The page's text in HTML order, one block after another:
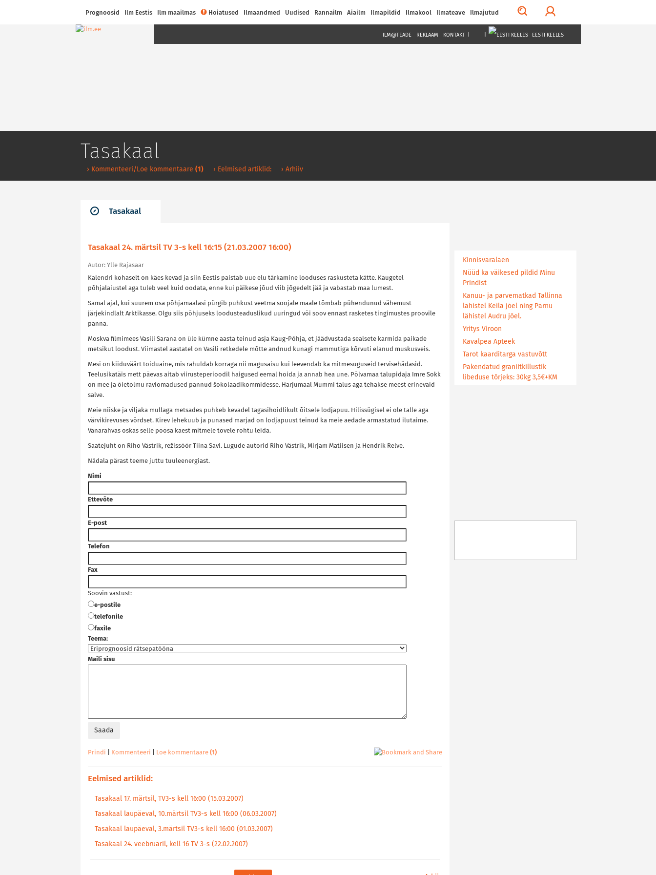
Prognoosid Ilm Eestis Ilm maailmas Hoiatused Ilmaandmed Uudised Rannailm Aiailm Ilmapildid Ilmakool Ilmateave Ilmajutud
Tasakaal
› Kommenteeri/Loe kommentaare (1) › Eelmised artiklid: › Arhiiv
ILM@TEADE REKLAAM KONTAKT EESTI KEELES
Tasakaal
Tasakaal 24. märtsil TV 3-s kell 16:15 (21.03.2007 16:00)
Autor: Ylle Rajasaar
Kalendri kohaselt on käes kevad ja siin Eestis paistab uue elu tärkamine looduses raskusteta kätte. Kaugetel
põhjalaiustel aga tuleb veel kuid oodata, enne kui päikese jõud viib jõgedelt jää ja vabastab maa lumest.
Samal ajal, kui suurem osa põhjamaalasi pürgib puhkust veetma soojale maale tõmbab pühendunud vähemust
järjekindlalt Arktikasse. Olgu siis põhjuseks loodusteaduslikud uuringud või soov ennast rasketes tingimustes proovile
panna.
Moskva filmimees Vasili Sarana on üle kümne aasta teinud asja Kaug-Põhja, et jäädvustada sealsete karmida paikade
metsikut loodust. Viimastel aastatel on Vasili retkedele mõtte andnud kunagi mammutiga kõrvuti elanud muskusveis.
Mesi on kiiduväärt toiduaine, mis rahuldab korraga nii magusaisu kui leevendab ka mitmesuguseid tervisehädasid.
Teelusikatäis mett päevas aitab viirusteperioodil haigused eemal hoida ja annab hea une. Põlvamaa talupidaja Imre Sokk
on mee ja õietolmu raviomadused pannud šokolaadikommidesse. Harjumaal Mummi talus aga tehakse meest erinevaid
salve.
Meie niiske ja viljaka mullaga metsades puhkeb kevadel tagasihoidlikult õitsele lodjapuu. Hilissügisel ei ole talle aga
värvikirevuses võrdset. Kirev lehekuub ja punased marjad on lodjapuust teinud ka meie aedade armastatud ilutaime.
Vanarahvas oskas selle põõsa käest mitmele tõvele rohtu leida.
Saatejuht on Riho Västrik, režissöör Tiina Savi. Lugude autorid Riho Västrik, Mirjam Matiisen ja Hendrik Relve.
Nädala pärast teeme juttu tuuleenergiast.
Nimi
Ettevõte
E-post
Telefon
Fax
Soovin vastust:
e-postile
telefonile
faxile
Teema:
Maili sisu
Prindi Kommenteeri Loe kommentaare (1)
Eelmised artiklid:
Tasakaal 17. märtsil, TV3-s kell 16:00 (15.03.2007)
Tasakaal laupäeval, 10.märtsil TV3-s kell 16:00 (06.03.2007)
Tasakaal laupäeval, 3.märtsil TV3-s kell 16:00 (01.03.2007)
Tasakaal 24. veebruaril, kell 16 TV 3-s (22.02.2007)
Kinnisvaralaen
Nüüd ka väikesed pildid Minu
Prindist
Kanuu- ja parvematkad Tallinna
lähistel Keila jõel ning Pärnu
lähistel Audru jõel.
Yritys Viroon
Kavalpea Apteek
Tarot kaarditarga vastuvõtt
Pakendatud graniitkillustik
libeduse tõrjeks: 30kg 3,5€+KM